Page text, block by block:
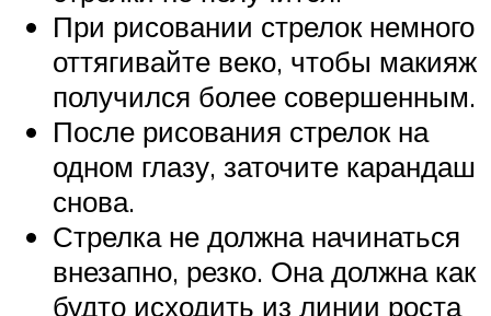
При рисовании стрелок немного
оттягивайте веко, чтобы макияж
получился более совершенным.
После рисования стрелок на
одном глазу, заточите карандаш
снова.
Стрелка не должна начинаться
внезапно, резко. Она должна как
будто исходить из линии роста